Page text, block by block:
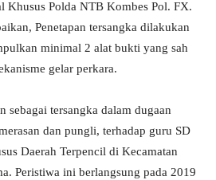
Khusus Polda NTB Kombes Pol. FX.
Penetapan tersangka dilakukan
minimal 2 alat bukti yang sah
gelar perkara.
sebagai tersangka dalam dugaan
dan pungli, terhadap guru SD
Daerah Terpencil di Kecamatan
Peristiwa ini berlangsung pada 2019